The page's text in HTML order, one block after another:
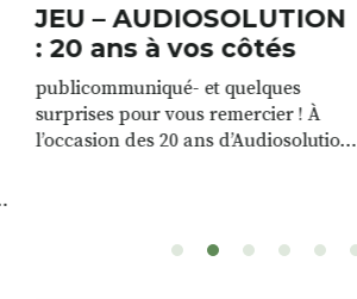
JEU – AUDIOSOLUTION
: 20 ans à vos côtés
publicommuniqué- et quelques
surprises pour vous remercier ! À
l’occasion des 20 ans d’Audiosolution,
sont à gagner, sélectionnés auprès